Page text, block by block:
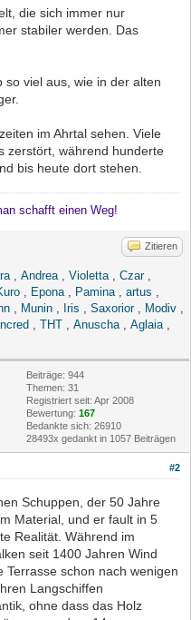
die sich immer nur
stabiler werden. Das
so viel aus, wie in der alten
im Ahrtal sehen. Viele
zerstört, während hunderte
bis heute dort stehen.
schafft einen Weg!
Zitieren
Andrea Violetta Czar,
Epona Pamina artus
Munin Iris Saxorior, Modiv
THT Anuscha Aglaia
Beiträge: 944
Themen: 31
Registriert seit: Apr 2008
Bewertung: 167
Bedankte sich: 26910
28493x gedankt in 1057 Beiträgen
#2
Schuppen, der 50 Jahre
Material, und er fault in 5
Realität. Während im
seit 1400 Jahren Wind
schon nach wenigen
Langschiffen
ohne dass das Holz